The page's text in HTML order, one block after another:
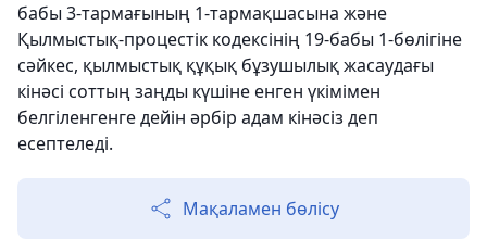
бабы 3-тармағының 1-тармақшасына және
Қылмыстық-процестік кодексінің 19-бабы 1-бөлігіне
сәйкес, қылмыстық құқық бұзушылық жасаудағы
кінәсі соттың заңды күшіне енген үкімімен
белгіленгенге дейін әрбір адам кінәсіз деп
есептеледі.
Мақаламен бөлісу